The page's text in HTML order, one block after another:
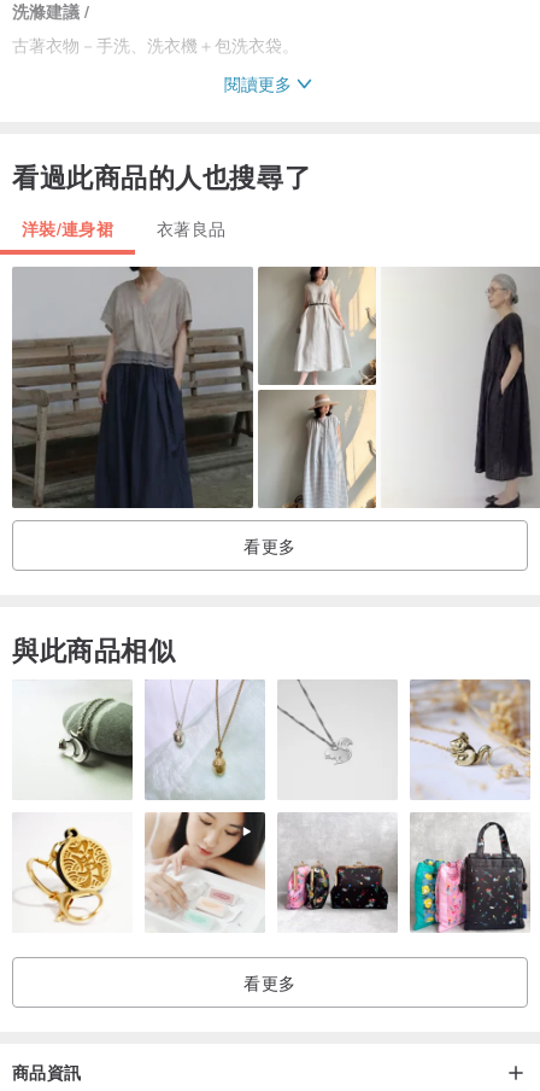
洗滌建議 /
古著衣物－手洗、洗衣機＋包洗衣袋。
胸寬 43 cm
全長 111 cm
注意事項 /
◆本設計館販售古着服飾，數量皆只有一件，賣場內皆已標明商品平
量尺寸，因此不接受尺寸或個人因素問題退換貨。
◆本設計館商品顏色均已調整為接近實際商品顏色，但由於每部電腦
色彩呈現不同，追求100%無色差吹毛求疵者請勿下標，因此不接受色
彩問題退換貨。
◆本設計館營業額未達開立發票之標準，恕不提供發票。
閱讀更多
看過此商品的人也搜尋了
洋裝/連身裙 衣著良品
看更多
與此商品相似
看更多
商品資訊